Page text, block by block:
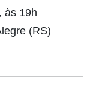
às 19h
(RS)